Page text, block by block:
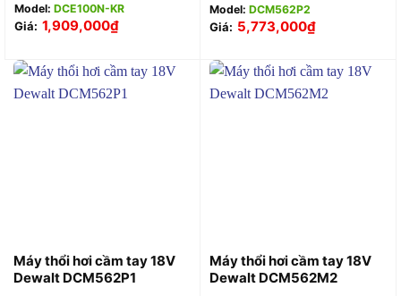
Model: DCE100N-KR
Giá: 1,909,000₫
Model: DCM562P2
Giá: 5,773,000₫
Máy thổi hơi cầm tay 18V
Dewalt DCM562P1
Máy thổi hơi cầm tay 18V
Dewalt DCM562M2